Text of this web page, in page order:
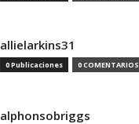
allielarkins31
0 Publicaciones 0 COMENTARIOS
alphonsobriggs